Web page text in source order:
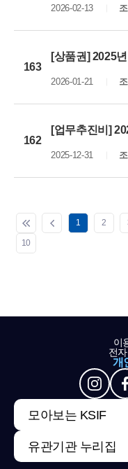
2026-02-13
163
[상품권] 2025
2026-01-21
162
[업무추진비]
2025-12-31
1 2
10
이
전
개
모아보는 KSIF
유관기관 누리집